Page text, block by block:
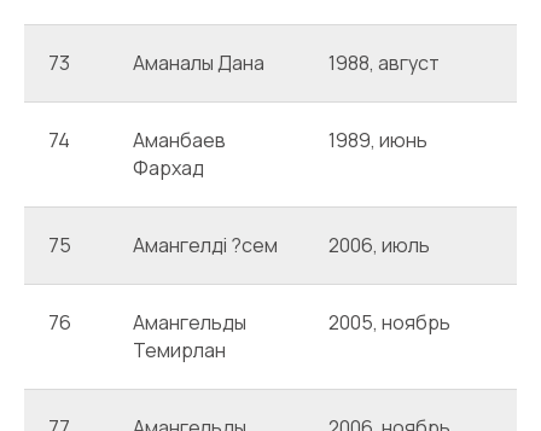
73 Аманалы Дана 1988, август
74
Аманбаев
Фархад
1989, июнь
75 Амангелді ?сем 2006, июль
76
Амангельды
Темирлан
2005, ноябрь